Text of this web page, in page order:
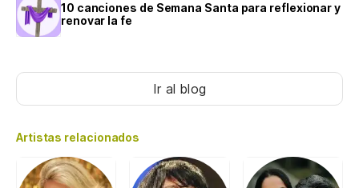
10 canciones de Semana Santa para reflexionar y
renovar la fe
Ir al blog
Artistas relacionados